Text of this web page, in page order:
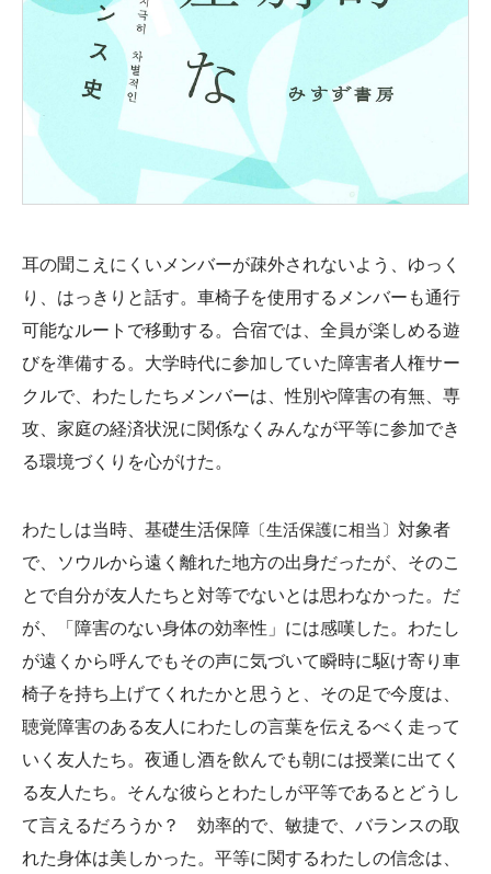
耳の聞こえにくいメンバーが疎外されないよう、ゆっく
り、はっきりと話す。車椅子を使用するメンバーも通行
可能なルートで移動する。合宿では、全員が楽しめる遊
びを準備する。大学時代に参加していた障害者人権サー
クルで、わたしたちメンバーは、性別や障害の有無、専
攻、家庭の経済状況に関係なくみんなが平等に参加でき
る環境づくりを心がけた。
わたしは当時、基礎生活保障 〔生活保護に相当〕 対象者
で、ソウルから遠く離れた地方の出身だったが、そのこ
とで自分が友人たちと対等でないとは思わなかった。だ
が、「障害のない身体の効率性」には感嘆した。わたし
が遠くから呼んでもその声に気づいて瞬時に駆け寄り車
椅子を持ち上げてくれたかと思うと、その足で今度は、
聴覚障害のある友人にわたしの言葉を伝えるべく走って
いく友人たち。夜通し酒を飲んでも朝には授業に出てく
る友人たち。そんな彼らとわたしが平等であるとどうし
て言えるだろうか？ 効率的で、敏捷で、バランスの取
れた身体は美しかった。平等に関するわたしの信念は、